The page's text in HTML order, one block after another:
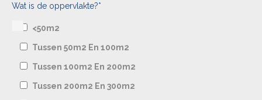
Wat is de oppervlakte?*
<50m2
Tussen 50m2 En 100m2
Tussen 100m2 En 200m2
Tussen 200m2 En 300m2